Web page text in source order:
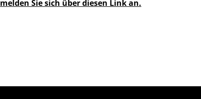
melden Sie sich über diesen Link an.